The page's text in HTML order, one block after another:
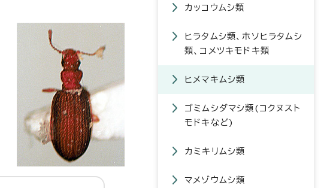
カッコウムシ類
ヒラタムシ類、ホソヒラタムシ
類、コメツキモドキ類
ヒメマキムシ類
ゴミムシダマシ類(コクヌスト
モドキなど)
カミキリムシ類
マメゾウムシ類